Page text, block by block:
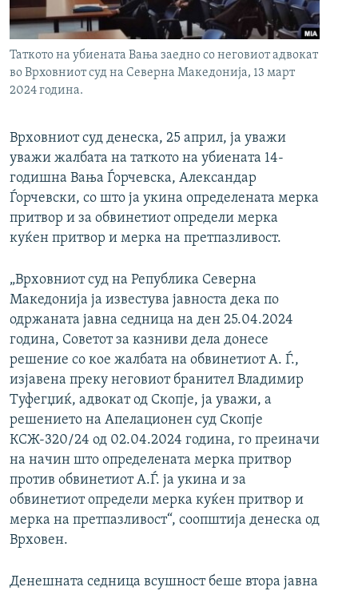
РСЕ веб страници
Таткото на убиената Вања заедно со неговиот адвокат
во Врховниот суд на Северна Македонија, 13 март
2024 година.
Врховниот суд денеска, 25 април, ја уважи
уважи жалбата на таткото на убиената 14-
годишна Вања Ѓорчевска, Александар
Ѓорчевски, со што ја укина определената мерка
притвор и за обвинетиот определи мерка
куќен притвор и мерка на претпазливост.
„Врховниот суд на Република Северна
Македонија ја известува јавноста дека по
одржаната јавна седница на ден 25.04.2024
година, Советот за казниви дела донесе
решение со кое жалбата на обвинетиот А. Ѓ.,
изјавена преку неговиот бранител Владимир
Туфегџиќ, адвокат од Скопје, ја уважи, a
решението на Апелационен суд Скопје
КСЖ-320/24 од 02.04.2024 година, го преиначи
на начин што определената мерка притвор
против обвинетиот А.Ѓ. ја укина и за
обвинетиот определи мерка куќен притвор и
мерка на претпазливост“, соопштија денеска од
Врховен.
Денешната седница всушност беше втора јавна